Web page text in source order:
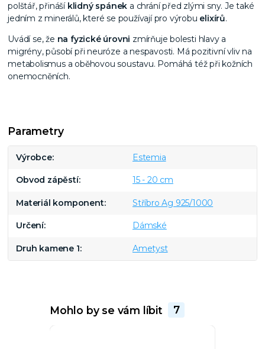
polštář, přináší klidný spánek a chrání před zlými sny. Je také
jedním z minerálů, které se používají pro výrobu elixírů.
Uvádí se, že na fyzické úrovni zmírňuje bolesti hlavy a
migrény, působí při neuróze a nespavosti. Má pozitivní vliv na
metabolismus a oběhovou soustavu. Pomáhá též při kožních
onemocněních.
Parametry
Výrobce Estemia
Obvod zápěstí 15 - 20 cm
Materiál komponent Stříbro Ag 925/1000
Určení Dámské
Druh kamene 1 Ametyst
Mohlo by se vám líbit 7